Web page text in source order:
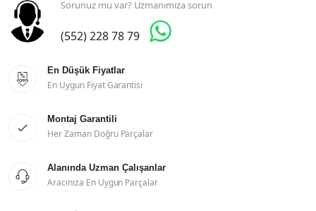
Sorunuz mu var? Uzmanımıza sorun
(552) 228 78 79 

En Düşük Fiyatlar
En Uygun Fiyat Garantisi

Montaj Garantili
Her Zaman Doğru Parçalar

Alanında Uzman Çalışanlar
Aracınıza En Uygun Parçalar